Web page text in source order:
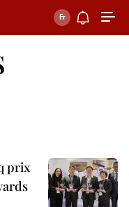
prix